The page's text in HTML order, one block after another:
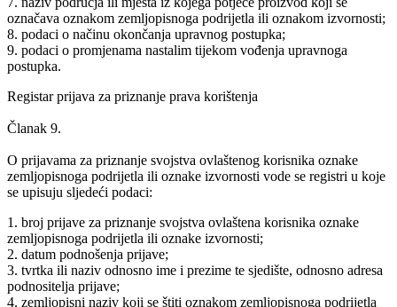
označava oznakom zemljopisnoga podrijetla ili oznakom izvornosti;
8. podaci o načinu okončanja upravnog postupka;
9. podaci o promjenama nastalim tijekom vođenja upravnoga
postupka.
Registar prijava za priznanje prava korištenja
Članak 9.
O prijavama za priznanje svojstva ovlaštenog korisnika oznake
zemljopisnoga podrijetla ili oznake izvornosti vode se registri u koje
se upisuju sljedeći podaci:
1. broj prijave za priznanje svojstva ovlaštena korisnika oznake
zemljopisnoga podrijetla ili oznake izvornosti;
2. datum podnošenja prijave;
3. tvrtka ili naziv odnosno ime i prezime te sjedište, odnosno adresa
podnositelja prijave;
4. zemljopisni naziv koji se štiti oznakom zemljopisnoga podrijetla